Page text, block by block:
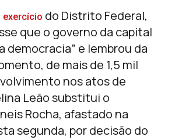
exercício do Distrito Federal,
que o governo da capital
democracia” e lembrou da
de mais de 1,5 mil
nos atos de
Leão substitui o
Rocha, afastado na
segunda, por decisão do